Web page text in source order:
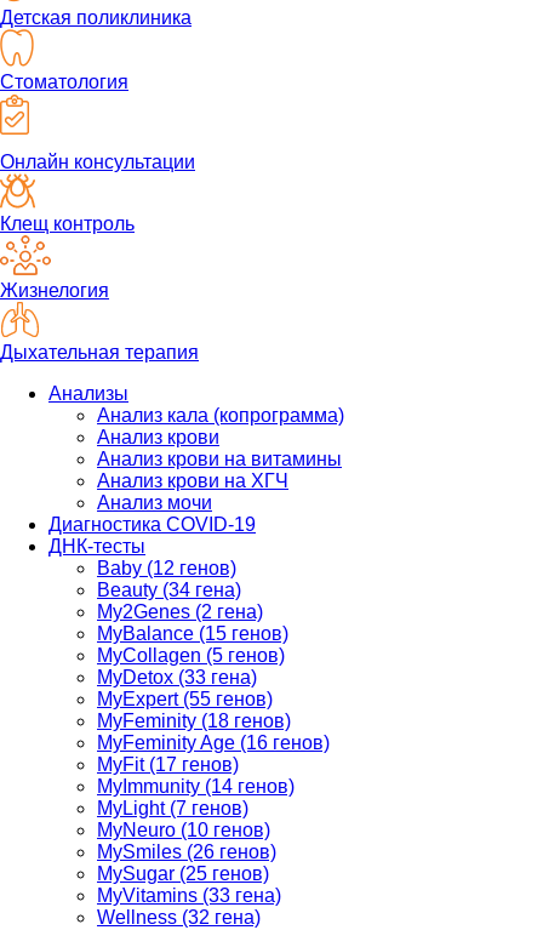
Детская поликлиника
Стоматология
Онлайн консультации
Клещ контроль
Жизнелогия
Дыхательная терапия
Анализы
Анализ кала (копрограмма)
Анализ крови
Анализ крови на витамины
Анализ крови на ХГЧ
Анализ мочи
Диагностика COVID-19
ДНК-тесты
Baby (12 генов)
Beauty (34 гена)
My2Genes (2 гена)
MyBalance (15 генов)
MyCollagen (5 генов)
MyDetox (33 гена)
MyExpert (55 генов)
MyFeminity (18 генов)
MyFeminity Age (16 генов)
MyFit (17 генов)
MyImmunity (14 генов)
MyLight (7 генов)
MyNeuro (10 генов)
MySmiles (26 генов)
MySugar (25 генов)
MyVitamins (33 гена)
Wellness (32 гена)